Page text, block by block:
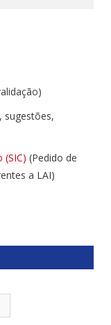
sugestões,
(Pedido de
a LAI)